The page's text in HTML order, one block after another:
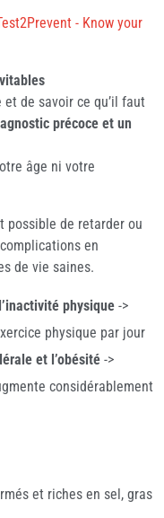
- Know your
de savoir ce qu’il faut
précoce et un
âge ni votre
possible de retarder ou
en
de vie saines.
physique ->
physique par jour
et l’obésité ->
considérablement
et riches en sel, gras